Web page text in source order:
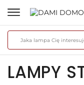
LAMPY